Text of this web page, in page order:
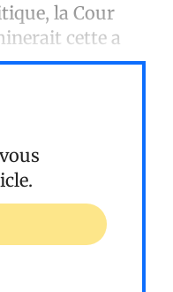
la Cour
cette a